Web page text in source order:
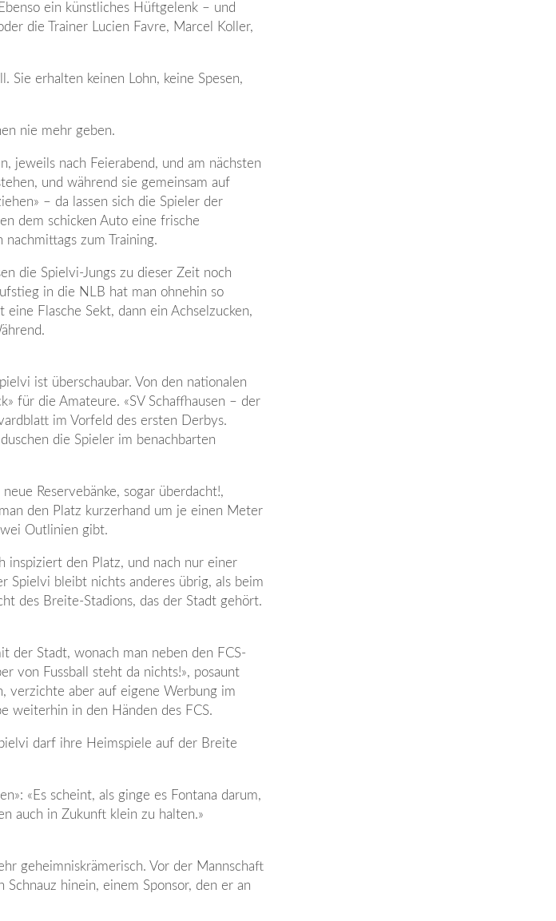
ein künstliches Hüftgelenk – und
die Trainer Lucien Favre, Marcel Koller,
Sie erhalten keinen Lohn, keine Spesen,
nie mehr geben.
jeweils nach Feierabend, und am nächsten
und während sie gemeinsam auf
– da lassen sich die Spieler der
dem schicken Auto eine frische
nachmittags zum Training.
die Spielvi-Jungs zu dieser Zeit noch
in die NLB hat man ohnehin so
Flasche Sekt, dann ein Achselzucken,
ist überschaubar. Von den nationalen
für die Amateure. «SV Schaffhausen – der
im Vorfeld des ersten Derbys.
die Spieler im benachbarten
Reservebänke, sogar überdacht!,
den Platz kurzerhand um je einen Meter
Outlinien gibt.
inspiziert den Platz, und nach nur einer
Spielvi bleibt nichts anderes übrig, als beim
des Breite-Stadions, das der Stadt gehört.
der Stadt, wonach man neben den FCS-
von Fussball steht da nichts!», posaunt
verzichte aber auf eigene Werbung im
weiterhin in den Händen des FCS.
darf ihre Heimspiele auf der Breite
«Es scheint, als ginge es Fontana darum,
auch in Zukunft klein zu halten.»
geheimniskrämerisch. Vor der Mannschaft
hinein, einem Sponsor, den er an